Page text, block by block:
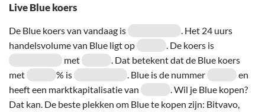
Live Blue koers
De Blue koers van vandaag is
. Het 24 uurs
handelsvolume van Blue ligt op
. De koers is
met
. Dat betekent dat de Blue koers
met
% is . Blue is de nummer
en
heeft een marktkapitalisatie van
. Wil je Blue kopen?
Dat kan. De beste plekken om Blue te kopen zijn: Bitvavo,